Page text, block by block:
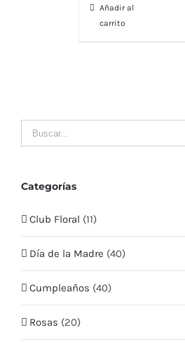
Añadir al
carrito
Categorías
Club Floral (11)
Día de la Madre (40)
Cumpleaños (40)
Rosas (20)
MI CUENTA
Mis Pedidos
Mis Datos
Mis Direcciones
Términos y condiciones